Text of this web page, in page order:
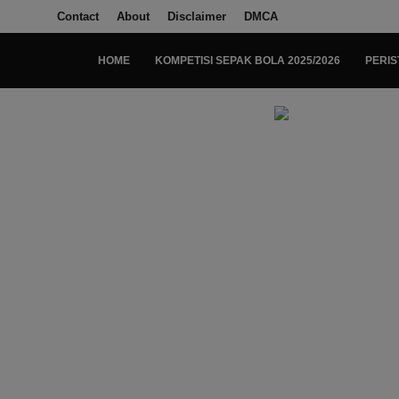
Contact About Disclaimer DMCA
HOME KOMPETISI SEPAK BOLA 2025/2026